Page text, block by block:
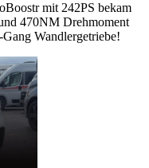
mit 242PS bekam
470NM Drehmoment
Wandlergetriebe!